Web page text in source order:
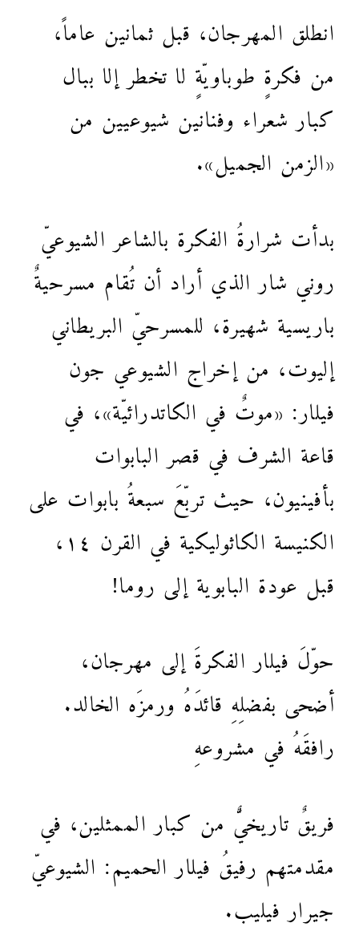
انطلق المهرجان، قبل ثمانين عاماً،
من فكرةٍ طوباويّةٍ لا تخطر إلا ببال
كبار شعراء وفنانين شيوعيين من
«الزمن الجميل».
بدأت شرارةُ الفكرة بالشاعر الشيوعيّ
روني شار الذي أراد أن تُقام مسرحيةٌ
باريسية شهيرة، للمسرحيّ البريطاني
إليوت، من إخراج الشيوعي جون
فيلار: «موتٌ في الكاتدرائيّة»، في
قاعة الشرف في قصر البابوات
بأفينيون، حيث تربّعَ سبعةُ بابوات على
الكنيسة الكاثوليكية في القرن ١٤،
قبل عودة البابوية إلى روما!
حوّلَ فيلار الفكرةَ إلى مهرجان،
أضحى بفضلِهِ قائدَهُ ورمزَه الخالد.
رافقَهُ في مشروعهِ
فريقٌ تاريخيٌّ من كبار الممثلين، في
مقدمتهم رفيقُ فيلار الحميم: الشيوعيّ
جيرار فيليب.